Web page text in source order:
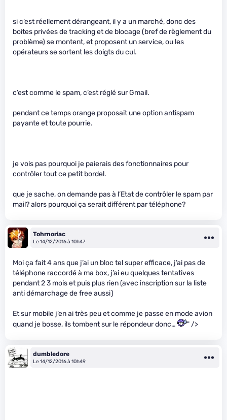
si c’est réellement dérangeant, il y a un marché, donc des
boites privées de tracking et de blocage (bref de règlement du
problème) se montent, et proposent un service, ou les
opérateurs se sortent les doigts du cul.
c’est comme le spam, c’est réglé sur Gmail.
pendant ce temps orange proposait une option antispam
payante et toute pourrie.
je vois pas pourquoi je paierais des fonctionnaires pour
contrôler tout ce petit bordel.
que je sache, on demande pas à l’Etat de contrôler le spam par
mail? alors pourquoi ça serait différent par téléphone?
Tohrnoriac
Le 14/12/2016 à 10h47
Moi ça fait 4 ans que j’ai un bloc tel super efficace, j’ai pas de
téléphone raccordé à ma box, j’ai eu quelques tentatives
pendant 2 3 mois et puis plus rien (avec inscription sur la liste
anti démarchage de free aussi)
Et sur mobile j’en ai très peu et comme je passe en mode avion
quand je bosse, ils tombent sur le répondeur donc…
" />
dumbledore
Le 14/12/2016 à 10h49